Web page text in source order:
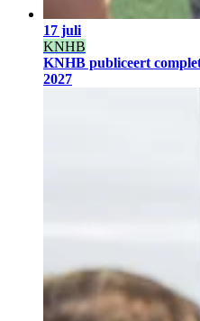
17 juli
KNHB
KNHB publiceert
2027